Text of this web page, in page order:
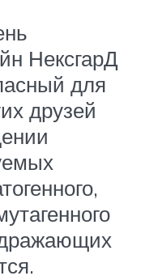
НексгарД
для
друзей